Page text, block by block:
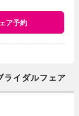
ア予約
イダルフェア